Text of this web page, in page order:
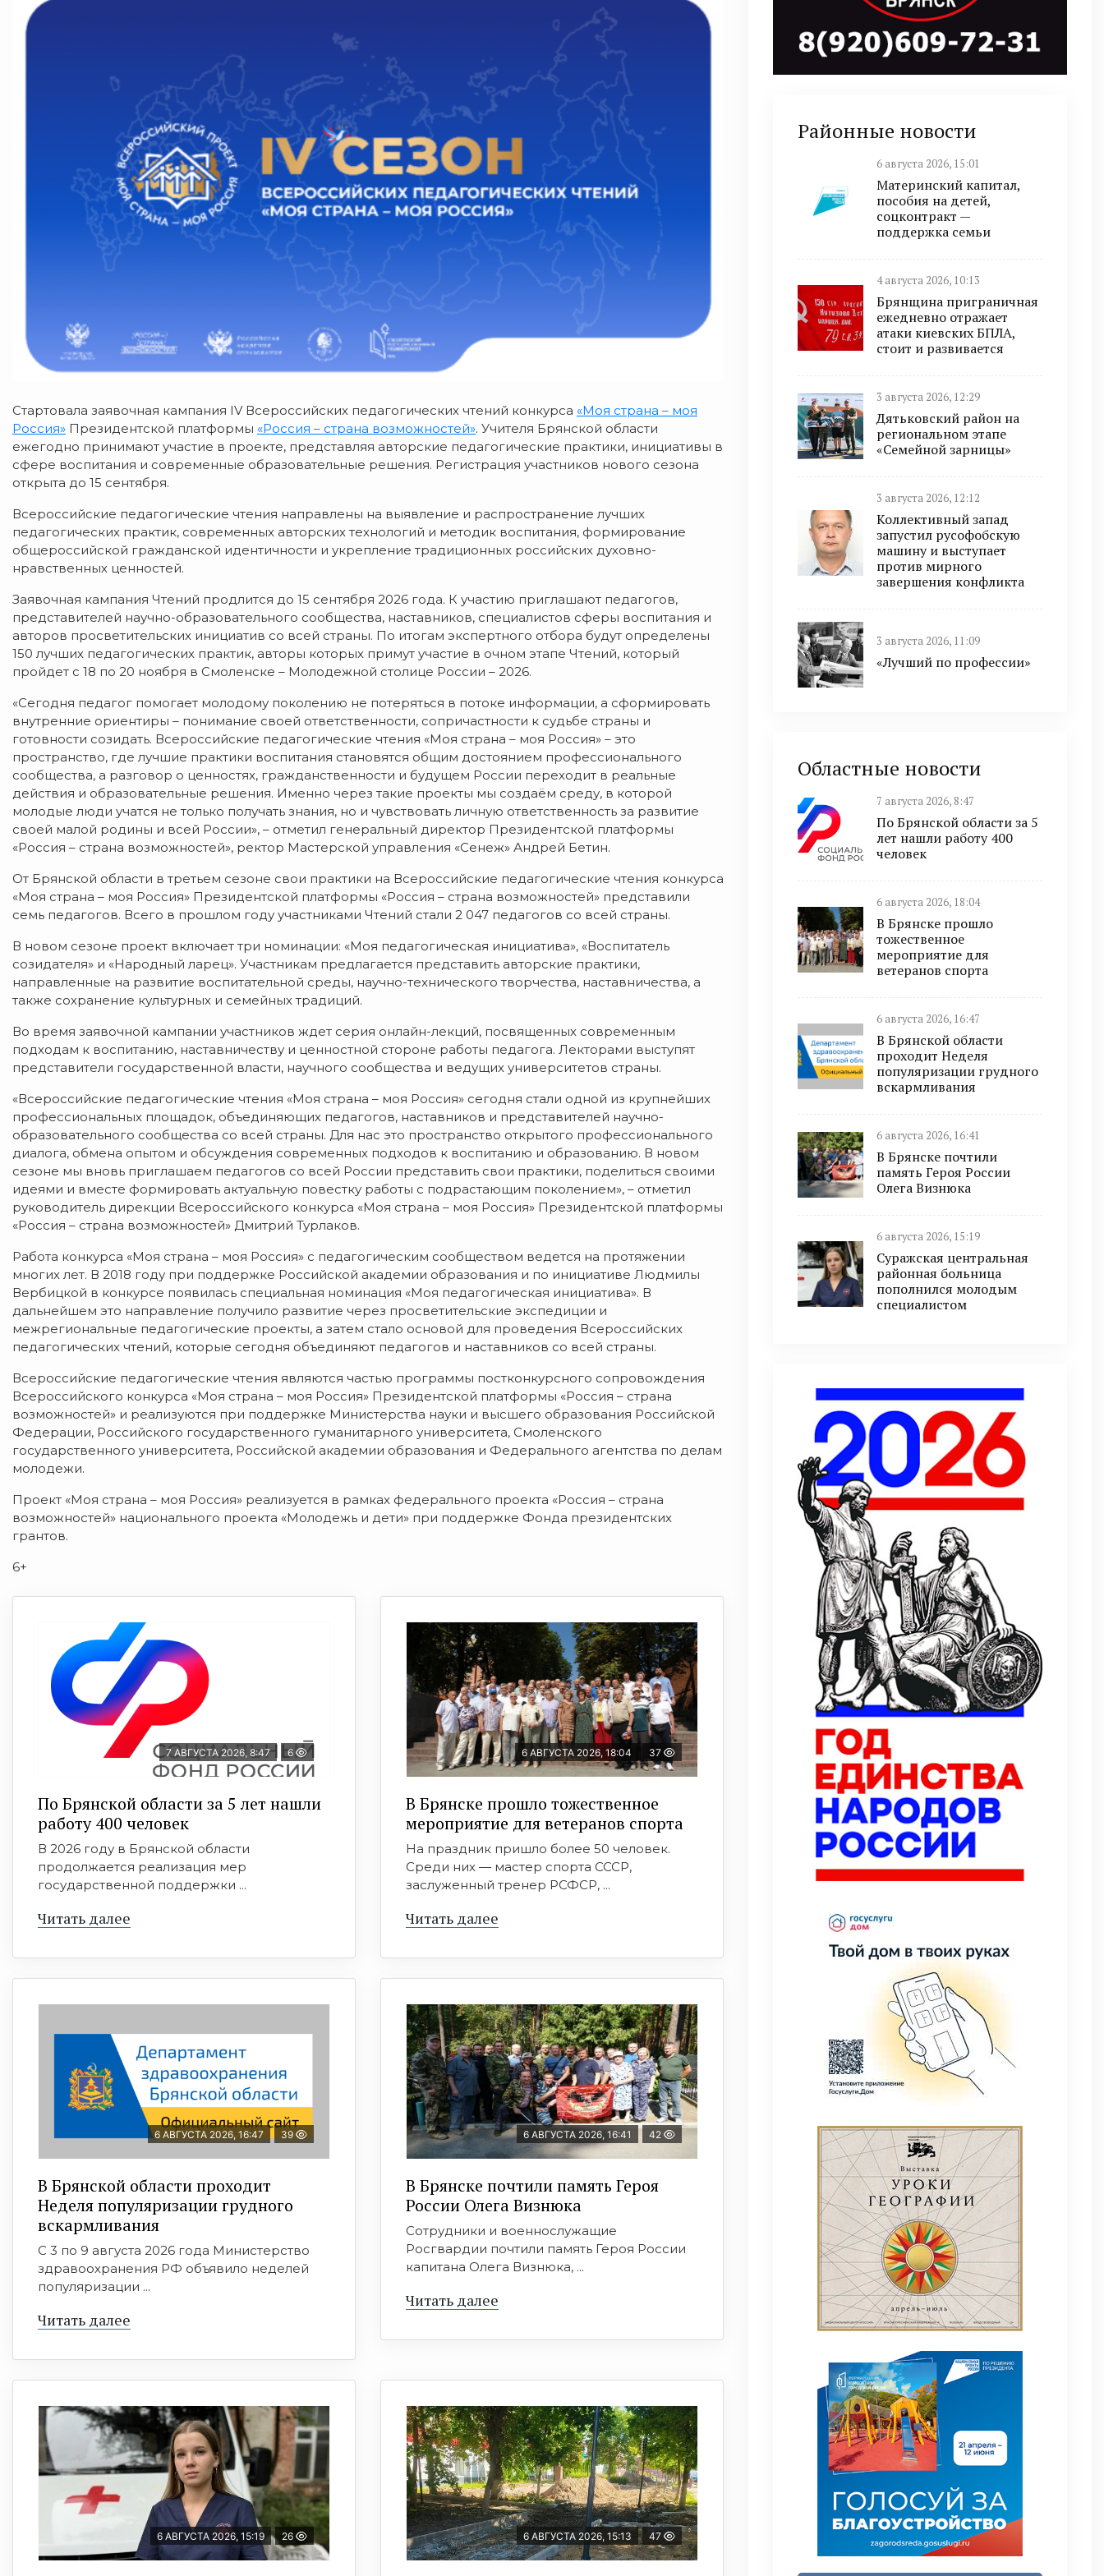
Стартовала заявочная кампания IV Всероссийских педагогических чтений конкурса «Моя страна – моя
Россия» Президентской платформы «Россия – страна возможностей». Учителя Брянской области
ежегодно принимают участие в проекте, представляя авторские педагогические практики, инициативы в
сфере воспитания и современные образовательные решения. Регистрация участников нового сезона
открыта до 15 сентября.
Всероссийские педагогические чтения направлены на выявление и распространение лучших
педагогических практик, современных авторских технологий и методик воспитания, формирование
общероссийской гражданской идентичности и укрепление традиционных российских духовно-
нравственных ценностей.
Заявочная кампания Чтений продлится до 15 сентября 2026 года. К участию приглашают педагогов,
представителей научно-образовательного сообщества, наставников, специалистов сферы воспитания и
авторов просветительских инициатив со всей страны. По итогам экспертного отбора будут определены
150 лучших педагогических практик, авторы которых примут участие в очном этапе Чтений, который
пройдет с 18 по 20 ноября в Смоленске – Молодежной столице России – 2026.
«Сегодня педагог помогает молодому поколению не потеряться в потоке информации, а сформировать
внутренние ориентиры – понимание своей ответственности, сопричастности к судьбе страны и
готовности созидать. Всероссийские педагогические чтения «Моя страна – моя Россия» – это
пространство, где лучшие практики воспитания становятся общим достоянием профессионального
сообщества, а разговор о ценностях, гражданственности и будущем России переходит в реальные
действия и образовательные решения. Именно через такие проекты мы создаём среду, в которой
молодые люди учатся не только получать знания, но и чувствовать личную ответственность за развитие
своей малой родины и всей России», – отметил генеральный директор Президентской платформы
«Россия – страна возможностей», ректор Мастерской управления «Сенеж» Андрей Бетин.
От Брянской области в третьем сезоне свои практики на Всероссийские педагогические чтения конкурса
«Моя страна – моя Россия» Президентской платформы «Россия – страна возможностей» представили
семь педагогов. Всего в прошлом году участниками Чтений стали 2 047 педагогов со всей страны.
В новом сезоне проект включает три номинации: «Моя педагогическая инициатива», «Воспитатель
созидателя» и «Народный ларец». Участникам предлагается представить авторские практики,
направленные на развитие воспитательной среды, научно-технического творчества, наставничества, а
также сохранение культурных и семейных традиций.
Во время заявочной кампании участников ждет серия онлайн-лекций, посвященных современным
подходам к воспитанию, наставничеству и ценностной стороне работы педагога. Лекторами выступят
представители государственной власти, научного сообщества и ведущих университетов страны.
«Всероссийские педагогические чтения «Моя страна – моя Россия» сегодня стали одной из крупнейших
профессиональных площадок, объединяющих педагогов, наставников и представителей научно-
образовательного сообщества со всей страны. Для нас это пространство открытого профессионального
диалога, обмена опытом и обсуждения современных подходов к воспитанию и образованию. В новом
сезоне мы вновь приглашаем педагогов со всей России представить свои практики, поделиться своими
идеями и вместе формировать актуальную повестку работы с подрастающим поколением», – отметил
руководитель дирекции Всероссийского конкурса «Моя страна – моя Россия» Президентской платформы
«Россия – страна возможностей» Дмитрий Турлаков.
Работа конкурса «Моя страна – моя Россия» с педагогическим сообществом ведется на протяжении
многих лет. В 2018 году при поддержке Российской академии образования и по инициативе Людмилы
Вербицкой в конкурсе появилась специальная номинация «Моя педагогическая инициатива». В
дальнейшем это направление получило развитие через просветительские экспедиции и
межрегиональные педагогические проекты, а затем стало основой для проведения Всероссийских
педагогических чтений, которые сегодня объединяют педагогов и наставников со всей страны.
Всероссийские педагогические чтения являются частью программы постконкурсного сопровождения
Всероссийского конкурса «Моя страна – моя Россия» Президентской платформы «Россия – страна
возможностей» и реализуются при поддержке Министерства науки и высшего образования Российской
Федерации, Российского государственного гуманитарного университета, Смоленского
государственного университета, Российской академии образования и Федерального агентства по делам
молодежи.
Проект «Моя страна – моя Россия» реализуется в рамках федерального проекта «Россия – страна
возможностей» национального проекта «Молодежь и дети» при поддержке Фонда президентских
грантов.
6+
7 АВГУСТА 2026, 8:47 6
По Брянской области за 5 лет нашли
работу 400 человек
В 2026 году в Брянской области
продолжается реализация мер
государственной поддержки ...
Читать далее
6 АВГУСТА 2026, 18:04 37
В Брянске прошло тожественное
мероприятие для ветеранов спорта
На праздник пришло более 50 человек.
Среди них — мастер спорта СССР,
заслуженный тренер РСФСР, ...
Читать далее
6 АВГУСТА 2026, 16:47 39
В Брянской области проходит
Неделя популяризации грудного
вскармливания
С 3 по 9 августа 2026 года Министерство
здравоохранения РФ объявило неделей
популяризации ...
Читать далее
6 АВГУСТА 2026, 16:41 42
В Брянске почтили память Героя
России Олега Визнюка
Сотрудники и военнослужащие
Росгвардии почтили память Героя России
капитана Олега Визнюка, ...
Читать далее
6 АВГУСТА 2026, 15:19 26 6 АВГУСТА 2026, 15:13 47
Районные новости
6 августа 2026, 15:01
Материнский капитал,
пособия на детей,
соцконтракт —
поддержка семьи
4 августа 2026, 10:13
Брянщина приграничная
ежедневно отражает
атаки киевских БПЛА,
стоит и развивается
3 августа 2026, 12:29
Дятьковский район на
региональном этапе
«Семейной зарницы»
3 августа 2026, 12:12
Коллективный запад
запустил русофобскую
машину и выступает
против мирного
завершения конфликта
3 августа 2026, 11:09
«Лучший по профессии»
Областные новости
7 августа 2026, 8:47
По Брянской области за 5
лет нашли работу 400
человек
6 августа 2026, 18:04
В Брянске прошло
тожественное
мероприятие для
ветеранов спорта
6 августа 2026, 16:47
В Брянской области
проходит Неделя
популяризации грудного
вскармливания
6 августа 2026, 16:41
В Брянске почтили
память Героя России
Олега Визнюка
6 августа 2026, 15:19
Суражская центральная
районная больница
пополнился молодым
специалистом